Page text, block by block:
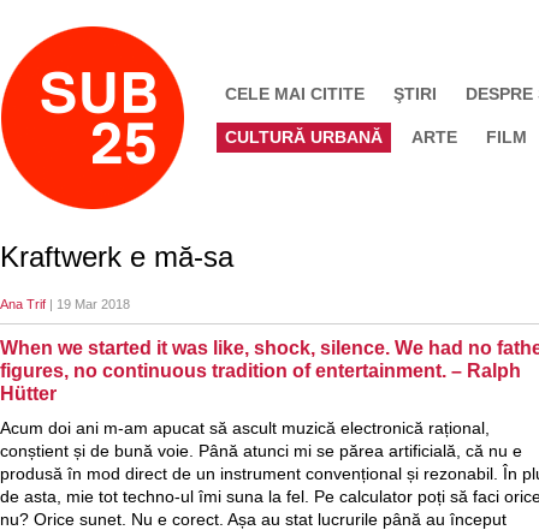
CELE MAI CITITE ŞTIRI DESPRE
CULTURĂ URBANĂ ARTE FILM
Kraftwerk e mă-sa
Ana Trif | 19 Mar 2018
When we started it was like, shock, silence. We had no
figures, no continuous tradition of entertainment. – Ralph
Hütter
Acum doi ani m-am apucat să ascult muzică electronică rațional,
conștient și de bună voie. Până atunci mi se părea artificială, că nu e
produsă în mod direct de un instrument convențional și rezonabil. În
de asta, mie tot techno-ul îmi suna la fel. Pe calculator poți să faci
nu? Orice sunet. Nu e corect. Așa au stat lucrurile până au început